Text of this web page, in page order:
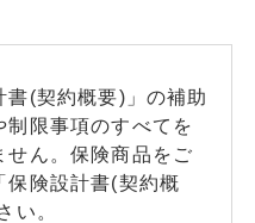
書(契約概要)」の補助
制限事項のすべてを
せん。保険商品をご
保険設計書(契約概
い。